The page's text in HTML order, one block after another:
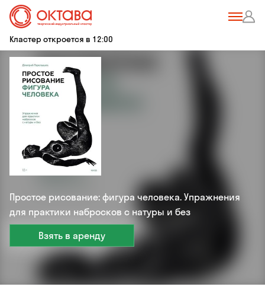
Кластер откроется в 12:00
Простое рисование: фигура человека. Упражнения
для практики набросков с натуры и без
Взять в аренду